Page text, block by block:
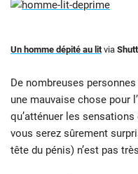
Un homme dépité au litvia
De nombreuses
une mauvaise chose pour
qu’atténuer les
vous serez sûrement
tête du pénis) n’est pas